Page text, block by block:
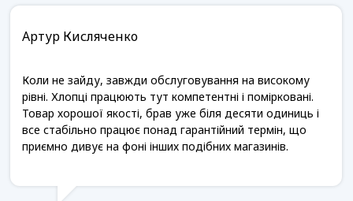
Артур Кисляченко
Коли не зайду, завжди обслуговування на високому
рівні. Хлопці працюють тут компетентні і помірковані.
Товар хорошої якості, брав уже біля десяти одиниць і
все стабільно працює понад гарантійний термін, що
приємно дивує на фоні інших подібних магазинів.